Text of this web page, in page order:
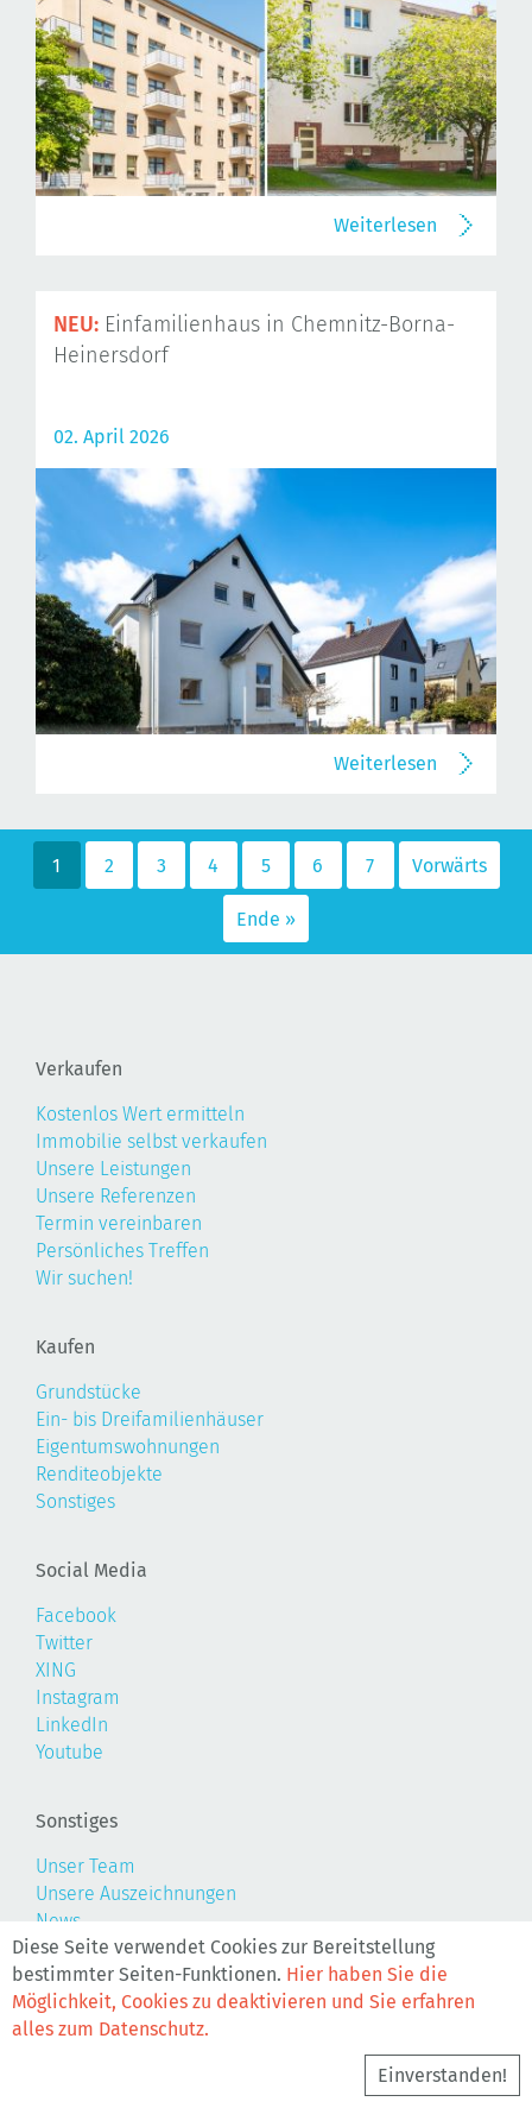
Diese Seite verwendet Cookies zur Bereitstellung
bestimmter Seiten-Funktionen. Hier haben Sie die
Möglichkeit, Cookies zu deaktivieren und Sie erfahren
alles zum Datenschutz.
Einverstanden!
Weiterlesen
NEU: Einfamilienhaus in Chemnitz-Borna-
Heinersdorf
02. April 2026
Weiterlesen
1 2 3 4 5 6 7 Vorwärts
Ende »
Verkaufen
Kostenlos Wert ermitteln
Immobilie selbst verkaufen
Unsere Leistungen
Unsere Referenzen
Termin vereinbaren
Persönliches Treffen
Wir suchen!
Kaufen
Grundstücke
Ein- bis Dreifamilienhäuser
Eigentumswohnungen
Renditeobjekte
Sonstiges
Social Media
Facebook
Twitter
XING
Instagram
LinkedIn
Youtube
Sonstiges
Unser Team
Unsere Auszeichnungen
News
Newsletter
Anfahrt
Stellenangebote
Hausbau